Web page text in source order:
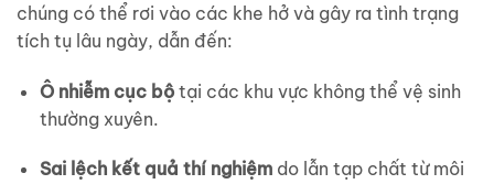
chúng có thể rơi vào các khe hở và gây ra tình trạng
tích tụ lâu ngày, dẫn đến:
Ô nhiễm cục bộtại các khu vực không thể vệ sinh
thường xuyên.
Sai lệch kết quả thí nghiệmdo lẫn tạp chất từ môi